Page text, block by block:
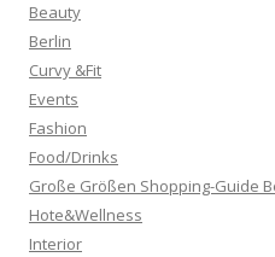
Beauty
Berlin
Curvy &Fit
Events
Fashion
Food/Drinks
Große Größen Shopping-Guide
Hote&Wellness
Interior